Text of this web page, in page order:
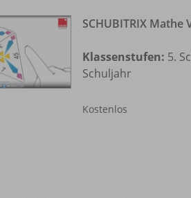
SCHUBITRIX Mathe
Klassenstufen: 5.
Schuljahr
Kostenlos